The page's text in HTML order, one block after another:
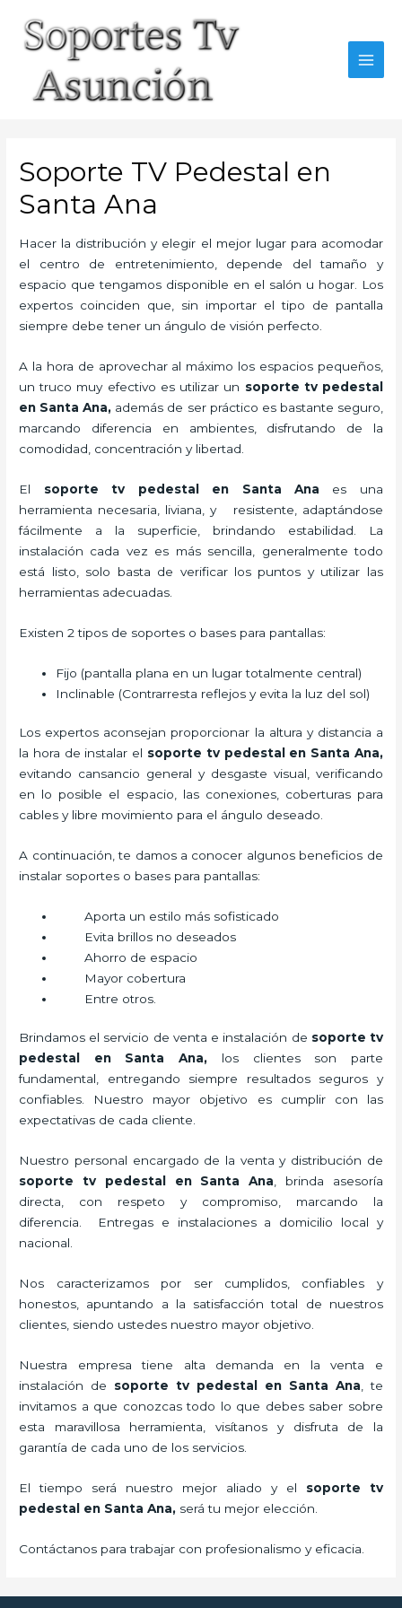
content
Soporte TV Pedestal en
Santa Ana
Hacer la distribución y elegir el mejor lugar para acomodar
el centro de entretenimiento, depende del tamaño y
espacio que tengamos disponible en el salón u hogar. Los
expertos coinciden que, sin importar el tipo de pantalla
siempre debe tener un ángulo de visión perfecto.
A la hora de aprovechar al máximo los espacios pequeños,
un truco muy efectivo es utilizar un soporte tv pedestal
en Santa Ana, además de ser práctico es bastante seguro,
marcando diferencia en ambientes, disfrutando de la
comodidad, concentración y libertad.
El soporte tv pedestal en Santa Ana es una
herramienta necesaria, liviana, y resistente, adaptándose
fácilmente a la superficie, brindando estabilidad. La
instalación cada vez es más sencilla, generalmente todo
está listo, solo basta de verificar los puntos y utilizar las
herramientas adecuadas.
Existen 2 tipos de soportes o bases para pantallas:
Fijo (pantalla plana en un lugar totalmente central)
Inclinable (Contrarresta reflejos y evita la luz del sol)
Los expertos aconsejan proporcionar la altura y distancia a
la hora de instalar el soporte tv pedestal
en Santa Ana,
evitando cansancio general y desgaste visual, verificando
en lo posible el espacio, las conexiones, coberturas para
cables y libre movimiento para el ángulo deseado.
A continuación, te damos a conocer algunos beneficios de
instalar soportes o bases para pantallas:
Aporta un estilo más sofisticado
Evita brillos no deseados
Ahorro de espacio
Mayor cobertura
Entre otros.
Brindamos el servicio de venta e instalación de soporte tv
pedestal
en Santa Ana, los clientes son parte
fundamental, entregando siempre resultados seguros y
confiables. Nuestro mayor objetivo es cumplir con las
expectativas de cada cliente.
Nuestro personal encargado de la venta y distribución de
soporte tv pedestal
en Santa Ana, brinda asesoría
directa, con respeto y compromiso, marcando la
diferencia. Entregas e instalaciones a domicilio local y
nacional.
Nos caracterizamos por ser cumplidos, confiables y
honestos, apuntando a la satisfacción total de nuestros
clientes, siendo ustedes nuestro mayor objetivo.
Nuestra empresa tiene alta demanda en la venta e
instalación de soporte tv pedestal en Santa Ana , te
invitamos a que conozcas todo lo que debes saber sobre
esta maravillosa herramienta, visítanos y disfruta de la
garantía de cada uno de los servicios.
El tiempo será nuestro mejor aliado y el soporte tv
pedestal
en Santa Ana, será tu mejor elección.
Contáctanos para trabajar con profesionalismo y eficacia.